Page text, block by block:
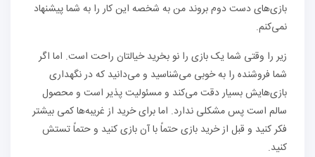
بازی‌های دست دوم بروند من به شخصه این کار را به شما پیشنهاد
نمی‌کنم.
زیر را وقتی شما یک بازی را نو بخرید خیالتان راحت است. اما اگر
شما فروشنده را به خوبی می‌شناسید و می‌دانید که در نگهداری
بازی‌هایش بسیار دقت می‌کند و مسئولیت پذیر است و محصول
سالم است پس مشکلی ندارد. اما برای خرید از غریبه‌ها کمی بیشتر
فکر کنید و قبل از خرید بازی حتماً با آن بازی کنید و حتماً تستش
کنید.